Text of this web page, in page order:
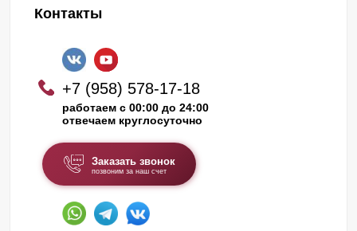
Контакты
+7 (958) 578-17-18
работаем с 00:00 до 24:00
отвечаем круглосуточно
Заказать звонок
позвоним за наш счет